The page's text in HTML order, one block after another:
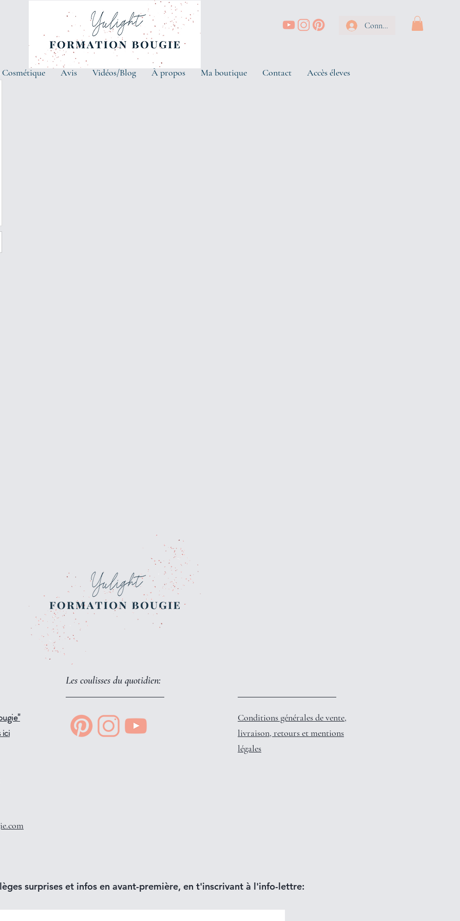
Connexion
Avis Vidéos/Blog À propos Ma boutique Contact Accès éleves
Les coulisses du quotidien:
ici
Conditions générales de vente,
livraison, retours et mentions
légales
surprises et infos en avant-première, en t'inscrivant à l'info-lettre: